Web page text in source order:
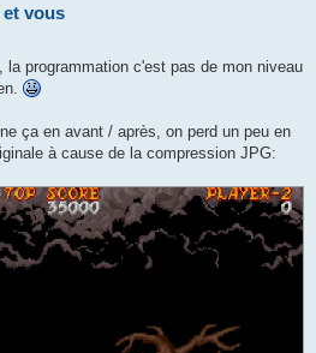
et vous
programmation c'est pas de mon niveau
ça en avant / après, on perd un peu en
à cause de la compression JPG: